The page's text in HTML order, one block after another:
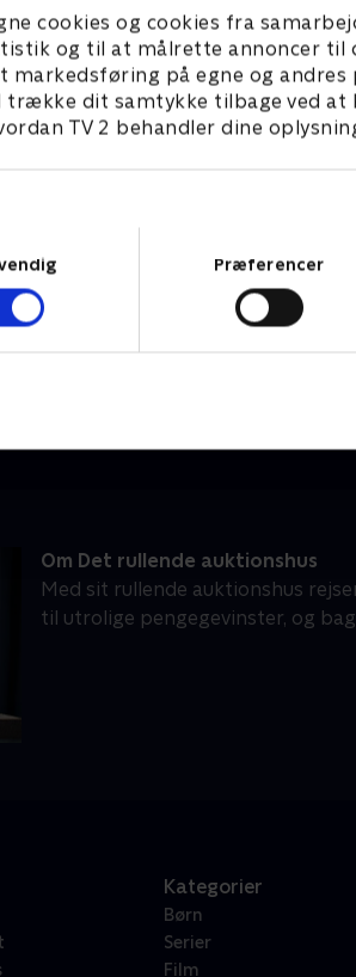
cookies og cookies fra
og til at målrette annoncer til
markedsføring på egne og
trække dit samtykke tilbage ved at
TV 2 behandler dine
Præferencer
Om Det rullende auktionshus
Med sit rullende auktionshus
til utrolige pengegevinster, og
Kategorier
Børn
Serier
Film